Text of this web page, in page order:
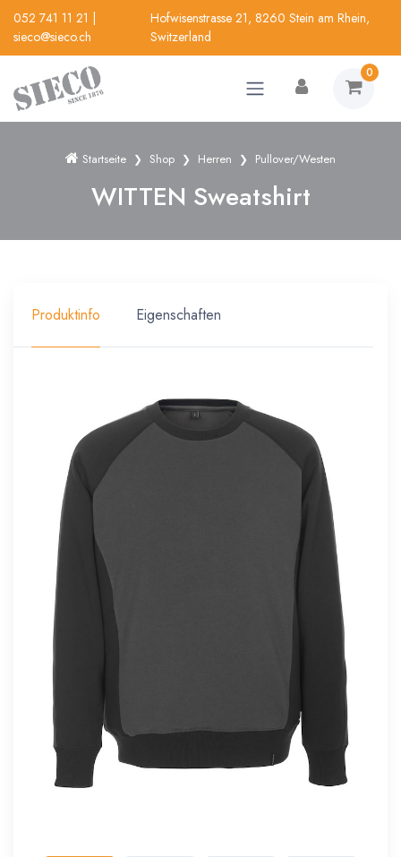
052 741 11 21
sieco@sieco.ch
Hofwisenstrasse 21, 8260 Stein am Rhein,
Switzerland
0
Startseite Shop Herren Pullover/Westen
WITTEN Sweatshirt
Produktinfo Eigenschaften